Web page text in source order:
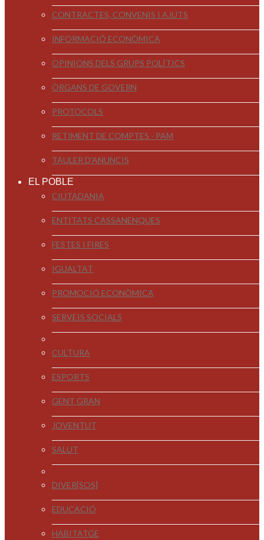
CONTRACTES, CONVENIS I AJUTS
INFORMACIÓ ECONÒMICA
OPINIONS DELS GRUPS POLÍTICS
ÒRGANS DE GOVERN
PROTOCOLS
RETIMENT DE COMPTES - PAM
TAULER D'ANUNCIS
EL POBLE
CIUTADANIA
ENTITATS CASSANENQUES
FESTES I FIRES
IGUALTAT
PROMOCIÓ ECONÒMICA
SERVEIS SOCIALS
CULTURA
ESPORTS
GENT GRAN
JOVENTUT
SALUT
DIVER[SOS]
EDUCACIÓ
HABITATGE